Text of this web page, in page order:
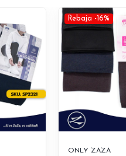
Rebaja -16%
ONLY ZAZA